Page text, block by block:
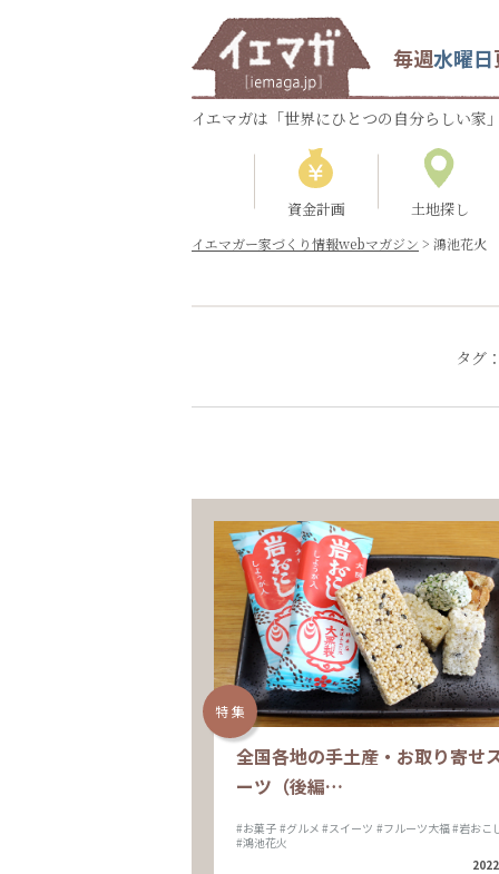
毎週水曜日
イエマガは「世界にひとつの自分らしい家
資金計画 土地探し
イエマガー家づくり情報webマガジン > 鴻池花火
タグ
特 集
全国各地の手土産・お取り寄せ
ーツ（後編…
#お菓子 #グルメ #スイーツ #フルーツ大福#岩おこ
#鴻池花火